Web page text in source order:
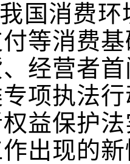
国消费
等消费
经营者
项执法
益保护
出现的